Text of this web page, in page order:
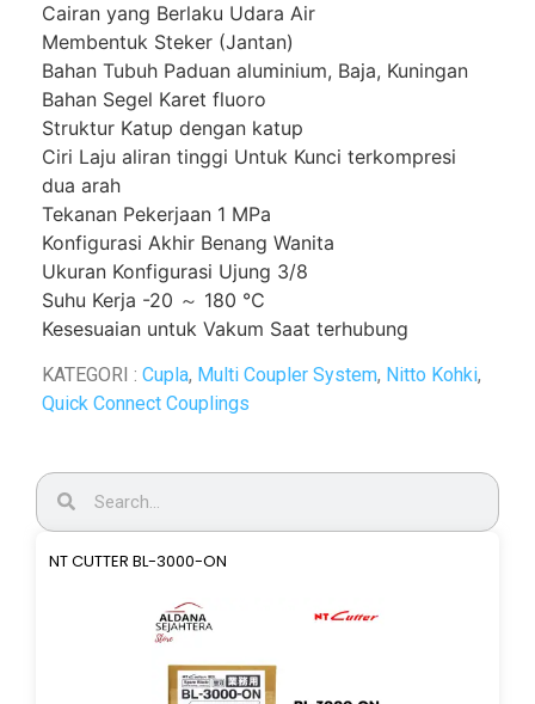
Cairan yang Berlaku Udara Air
Membentuk Steker (Jantan)
Bahan Tubuh Paduan aluminium, Baja, Kuningan
Bahan Segel Karet fluoro
Struktur Katup dengan katup
Ciri Laju aliran tinggi Untuk Kunci terkompresi
dua arah
Tekanan Pekerjaan 1 MPa
Konfigurasi Akhir Benang Wanita
Ukuran Konfigurasi Ujung 3/8
Suhu Kerja -20 ～ 180 ℃
Kesesuaian untuk Vakum Saat terhubung
KATEGORI : Cupla, Multi Coupler System, Nitto Kohki,
Quick Connect Couplings
NT CUTTER BL-3000-ON